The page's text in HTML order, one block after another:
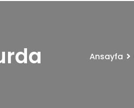
Ansayfa